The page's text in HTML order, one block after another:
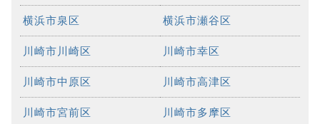
横浜市泉区 横浜市瀬谷区
川崎市川崎区 川崎市幸区
川崎市中原区 川崎市高津区
川崎市宮前区 川崎市多摩区